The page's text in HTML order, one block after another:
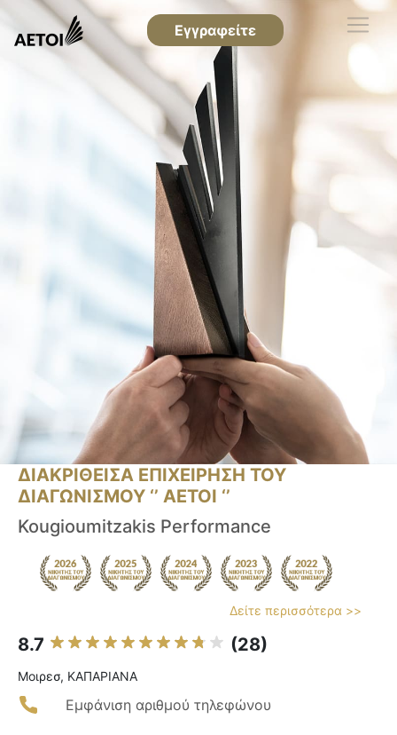
Εγγραφείτε
ΔΙΑΚΡΙΘΕΙΣΑ ΕΠΙΧΕΙΡΗΣΗ ΤΟΥ
ΔΙΑΓΩΝΙΣΜΟΥ ‘’ ΑΕΤΟΙ ‘’
Kougioumitzakis Performance
Δείτε περισσότερα >>
8.7 (28)
Μοιρεσ, ΚΑΠΑΡΙΑΝΑ
Εμφάνιση αριθμού τηλεφώνου